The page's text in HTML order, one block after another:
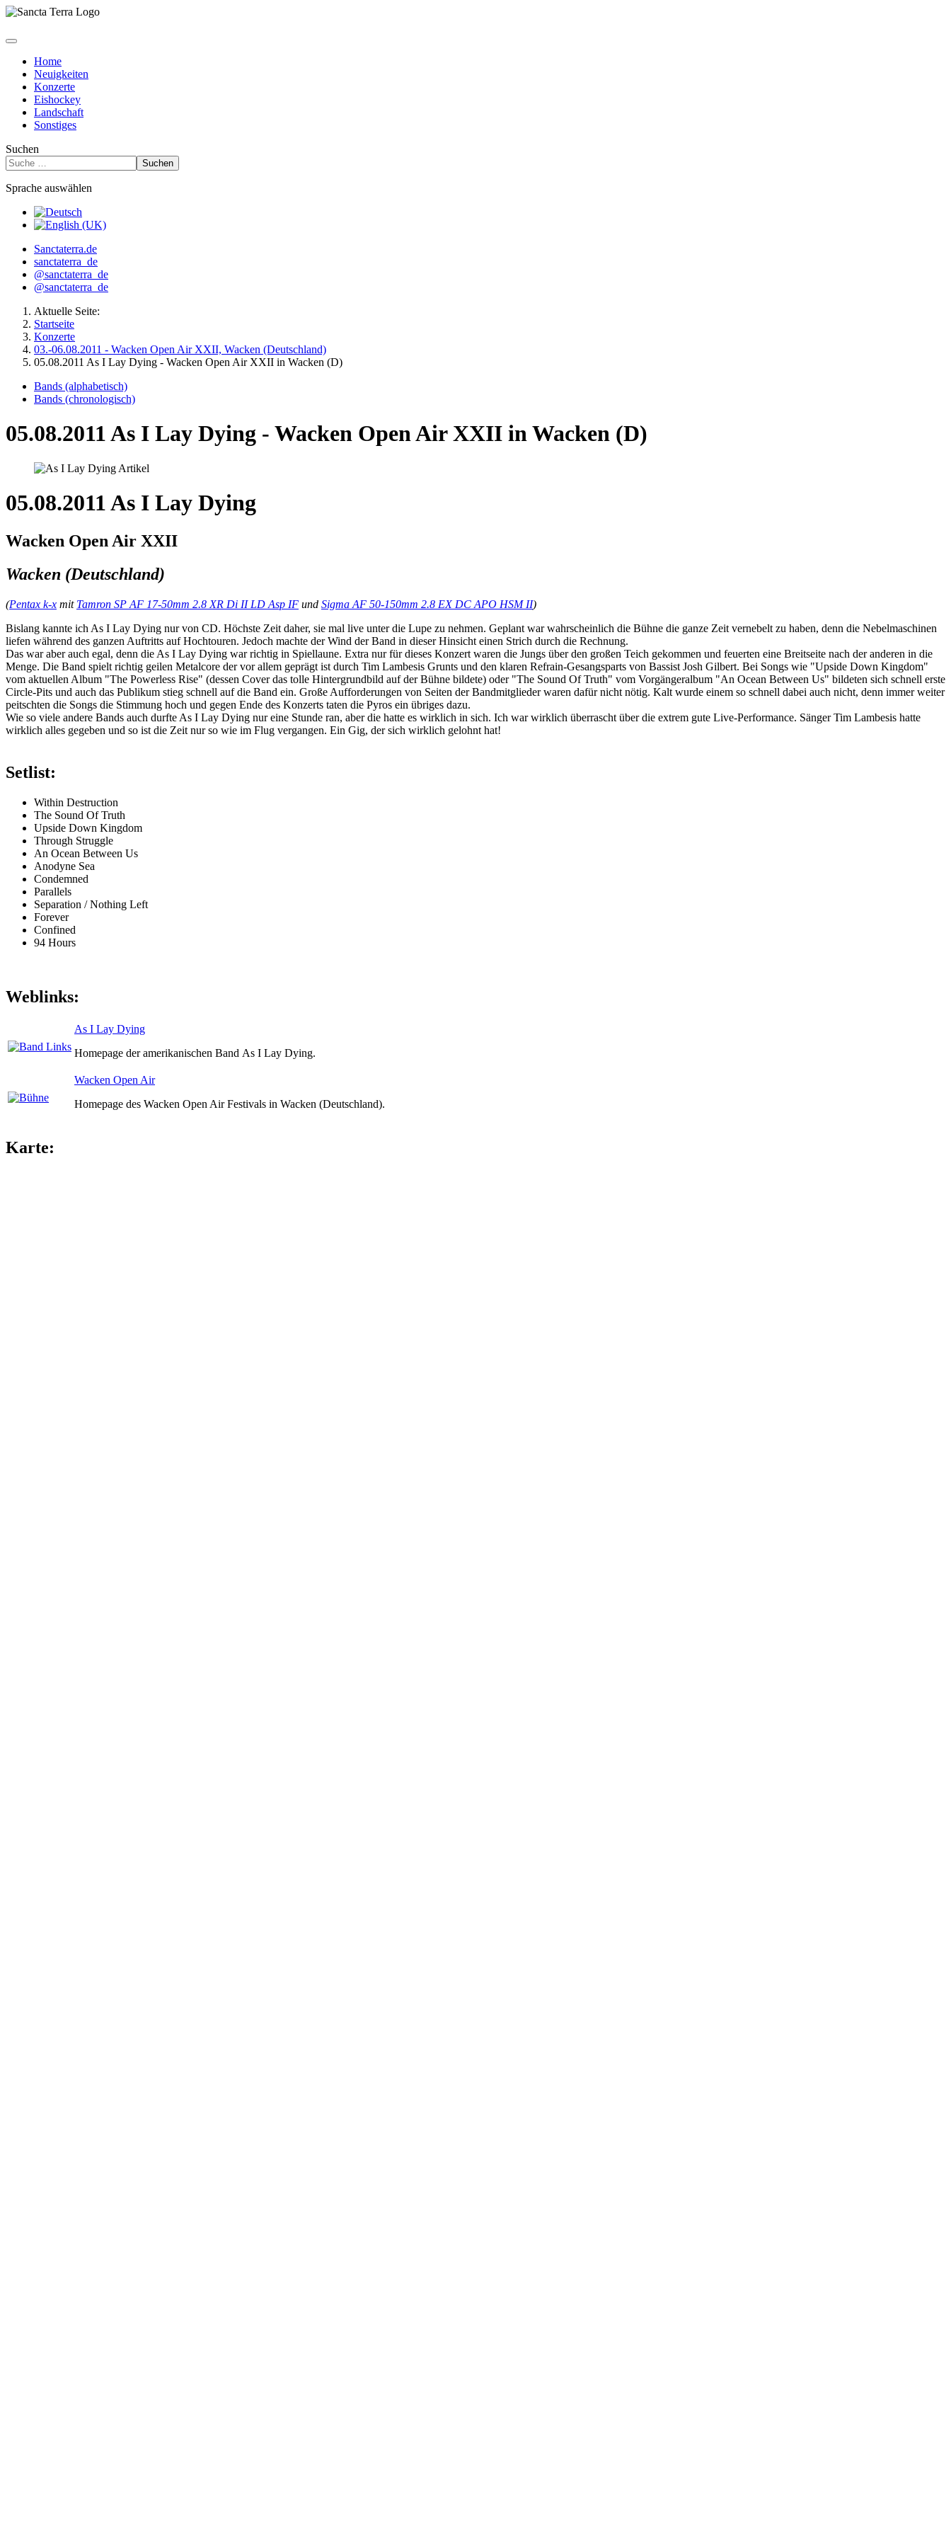
Home
Neuigkeiten
Konzerte
Eishockey
Landschaft
Sonstiges
Suchen
Suchen
Sprache auswählen
Sanctaterra.de
sanctaterra_de
@sanctaterra_de
@sanctaterra_de
Aktuelle Seite:
Startseite
Konzerte
03.-06.08.2011 - Wacken Open Air XXII, Wacken (Deutschland)
05.08.2011 As I Lay Dying - Wacken Open Air XXII in Wacken (D)
Bands (alphabetisch)
Bands (chronologisch)
05.08.2011 As I Lay Dying - Wacken Open Air XXII in Wacken (D)
05.08.2011 As I Lay Dying
Wacken Open Air XXII
Wacken (Deutschland)
(Pentax k-x mit Tamron SP AF 17-50mm 2.8 XR Di II LD Asp IF und Sigma AF 50-150mm 2.8 EX DC APO HSM II)
Bislang kannte ich As I Lay Dying nur von CD. Höchste Zeit daher, sie mal live unter die Lupe zu nehmen. Geplant war wahrscheinlich die Bühne die ganze Zeit vernebelt zu haben, denn die Nebelmaschinen
liefen während des ganzen Auftritts auf Hochtouren. Jedoch machte der Wind der Band in dieser Hinsicht einen Strich durch die Rechnung.
Das war aber auch egal, denn die As I Lay Dying war richtig in Spiellaune. Extra nur für dieses Konzert waren die Jungs über den großen Teich gekommen und feuerten eine Breitseite nach der anderen in die
Menge. Die Band spielt richtig geilen Metalcore der vor allem geprägt ist durch Tim Lambesis Grunts und den klaren Refrain-Gesangsparts von Bassist Josh Gilbert. Bei Songs wie "Upside Down Kingdom"
vom aktuellen Album "The Powerless Rise" (dessen Cover das tolle Hintergrundbild auf der Bühne bildete) oder "The Sound Of Truth" vom Vorgängeralbum "An Ocean Between Us" bildeten sich schnell erste
Circle-Pits und auch das Publikum stieg schnell auf die Band ein. Große Aufforderungen von Seiten der Bandmitglieder waren dafür nicht nötig. Kalt wurde einem so schnell dabei auch nicht, denn immer weiter
peitschten die Songs die Stimmung hoch und gegen Ende des Konzerts taten die Pyros ein übriges dazu.
Wie so viele andere Bands auch durfte As I Lay Dying nur eine Stunde ran, aber die hatte es wirklich in sich. Ich war wirklich überrascht über die extrem gute Live-Performance. Sänger Tim Lambesis hatte
wirklich alles gegeben und so ist die Zeit nur so wie im Flug vergangen. Ein Gig, der sich wirklich gelohnt hat!
Setlist:
Within Destruction
The Sound Of Truth
Upside Down Kingdom
Through Struggle
An Ocean Between Us
Anodyne Sea
Condemned
Parallels
Separation / Nothing Left
Forever
Confined
94 Hours
Weblinks:
As I Lay Dying
Homepage der amerikanischen Band As I Lay Dying.
Wacken Open Air
Homepage des Wacken Open Air Festivals in Wacken (Deutschland).
Karte: